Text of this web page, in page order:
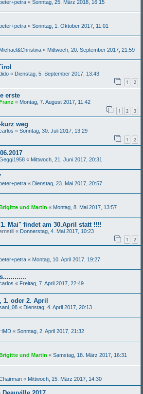
« Sonntag, 25. März 2018, 16:15
« Sonntag, 1. Oktober 2017, 11:01
Michael&Christina « Mittwoch, 20. September 2017, 21:59
« Dienstag, 5. September 2017, 13:43
1 2
erste
Franz « Montag, 7. August 2017, 11:42
1 2 3
weg
« Sonntag, 30. Juli 2017, 13:29
1 2
« Mittwoch, 21. Juni 2017, 20:31
« Dienstag, 23. Mai 2017, 20:57
und Martin « Montag, 8. Mai 2017, 13:57
Mai" findet am 30.April statt !!!!
« Donnerstag, 4. Mai 2017, 10:23
1 2
« Montag, 10. April 2017, 19:27
« Freitag, 7. April 2017, 22:49
1. oder 2. April
« Dienstag, 4. April 2017, 20:13
HMD « Sonntag, 2. April 2017, 21:32
und Martin « Samstag, 18. März 2017, 16:31
« Mittwoch, 15. März 2017, 14:30